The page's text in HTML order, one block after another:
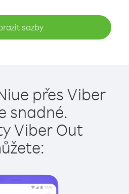
sazby
přes Viber
snadné.
Viber Out